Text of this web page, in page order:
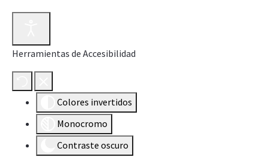
Herramientas de Accesibilidad
Colores invertidos
Monocromo
Contraste oscuro